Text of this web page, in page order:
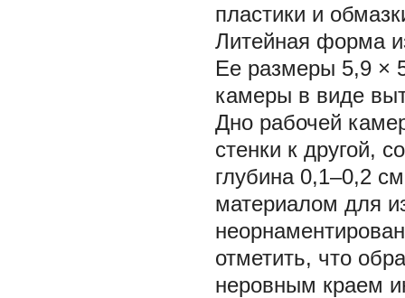
пластики и
Литейная форма
Ее размеры 5,9 ×
камеры в виде
Дно рабочей
стенки к другой,
глубина 0,1–0,2
материалом для
отметить, что
неровным краем